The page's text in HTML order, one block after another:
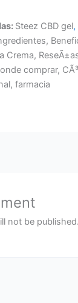
Steez CBD gel,
Crema,
comprar,
farmacia
not be published.